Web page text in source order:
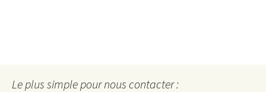
Le plus simple pour nous contacter :